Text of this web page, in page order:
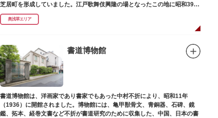
芝居町を形成していました。江戸歌舞伎興隆の場となったこの地に昭和39年
（1964）に跡碑が建てられました。
奥浅草エリア
書道博物館
書道博物館は、洋画家であり書家でもあった中村不折により、昭和11年
（1936）に開館されました。博物館には、亀甲獣骨文、青銅器、石碑、鏡
鑑、拓本、経巻文書など不折が書道研究のために収集した、中国、日本の書